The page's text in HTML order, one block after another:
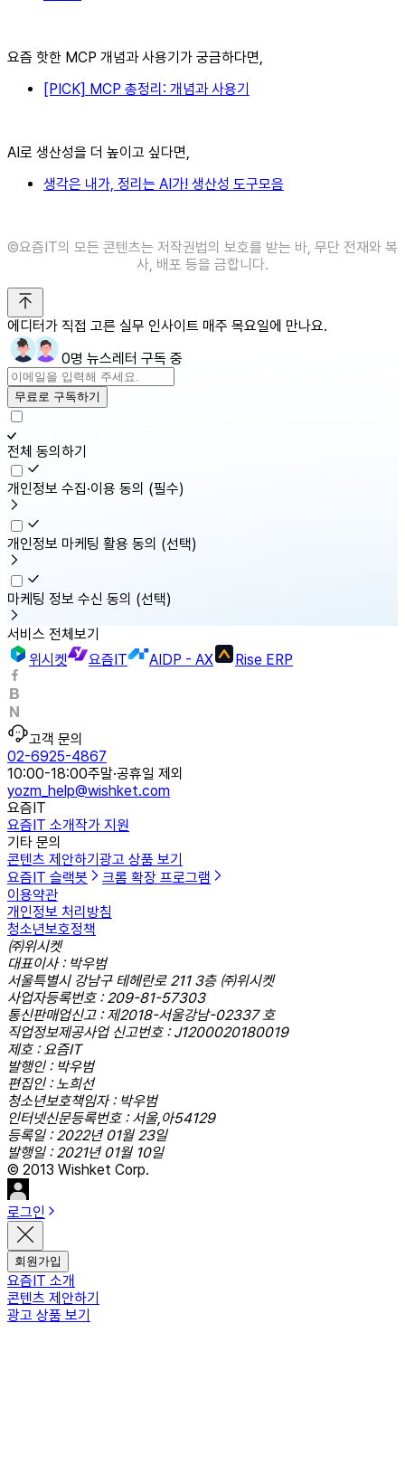
요즘 핫한 MCP 개념과 사용기가 궁금하다면,
[PICK] MCP 총정리: 개념과 사용기
AI로 생산성을 더 높이고 싶다면,
생각은 내가, 정리는 AI가! 생산성 도구모음
©️요즘IT의 모든 콘텐츠는 저작권법의 보호를 받는 바, 무단 전재와 복
사, 배포 등을 금합니다.
에디터가 직접 고른 실무 인사이트 매주 목요일에 만나요.
0명 뉴스레터 구독 중
무료로 구독하기
전체 동의하기
개인정보 수집·이용 동의 (필수)
개인정보 마케팅 활용 동의 (선택)
마케팅 정보 수신 동의 (선택)
서비스 전체보기
위시켓
요즘IT AIDP - AX Rise ERP
고객 문의
02-6925-4867
10:00-18:00주말·공휴일 제외
yozm_help@wishket.com
요즘IT
요즘IT 소개작가 지원
기타 문의
콘텐츠 제안하기광고 상품 보기
요즘IT 슬랙봇
크롬 확장 프로그램
이용약관
개인정보 처리방침
청소년보호정책
㈜위시켓
대표이사 : 박우범
서울특별시 강남구 테헤란로 211 3층 ㈜위시켓
사업자등록번호 : 209-81-57303
통신판매업신고 : 제2018-서울강남-02337 호
직업정보제공사업 신고번호 : J1200020180019
제호 : 요즘IT
발행인 : 박우범
편집인 : 노희선
청소년보호책임자 : 박우범
인터넷신문등록번호 : 서울,아54129
등록일 : 2022년 01월 23일
발행일 : 2021년 01월 10일
© 2013 Wishket Corp.
로그인
회원가입
요즘IT 소개
콘텐츠 제안하기
광고 상품 보기